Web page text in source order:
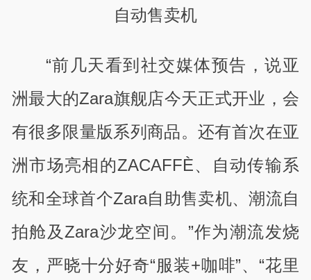
自动售卖机
“前几天看到社交媒体预告，说亚
洲最大的Zara旗舰店今天正式开业，会
有很多限量版系列商品。还有首次在亚
洲市场亮相的ZACAFFÈ、自动传输系
统和全球首个Zara自助售卖机、潮流自
拍舱及Zara沙龙空间。”作为潮流发烧
友，严晓十分好奇“服装+咖啡”、“花里